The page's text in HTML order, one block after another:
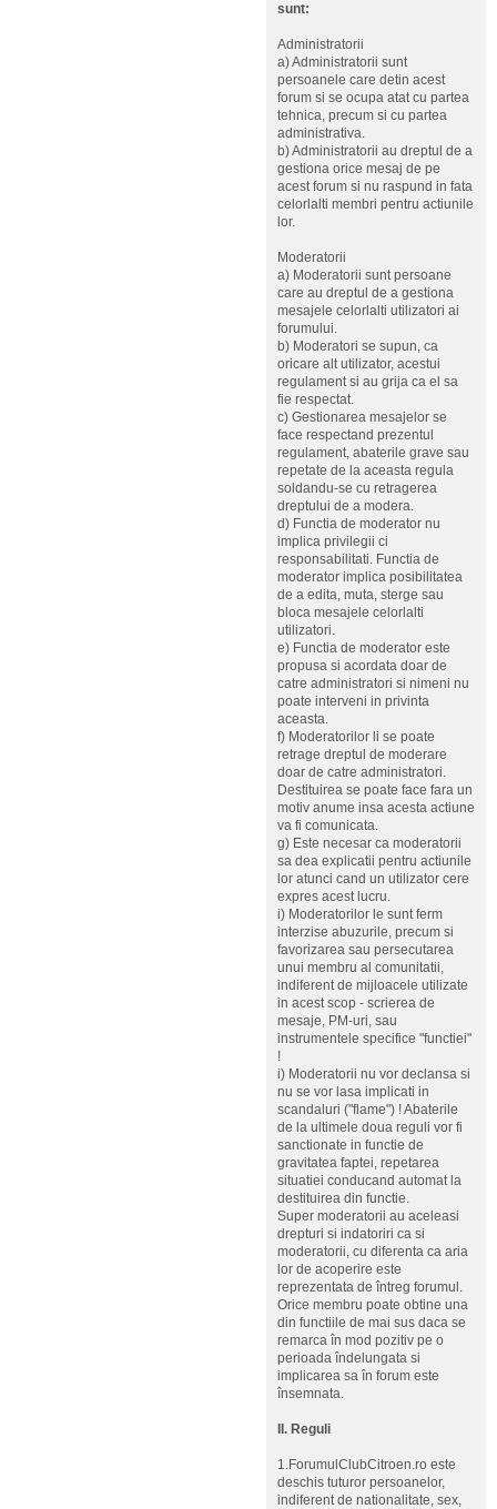
sunt:
Administratorii
a) Administratorii sunt
persoanele care detin acest
forum si se ocupa atat cu partea
tehnica, precum si cu partea
administrativa.
b) Administratorii au dreptul de a
gestiona orice mesaj de pe
acest forum si nu raspund in fata
celorlalti membri pentru actiunile
lor.
Moderatorii
a) Moderatorii sunt persoane
care au dreptul de a gestiona
mesajele celorlalti utilizatori ai
forumului.
b) Moderatori se supun, ca
oricare alt utilizator, acestui
regulament si au grija ca el sa
fie respectat.
c) Gestionarea mesajelor se
face respectand prezentul
regulament, abaterile grave sau
repetate de la aceasta regula
soldandu-se cu retragerea
dreptului de a modera.
d) Functia de moderator nu
implica privilegii ci
responsabilitati. Functia de
moderator implica posibilitatea
de a edita, muta, sterge sau
bloca mesajele celorlalti
utilizatori.
e) Functia de moderator este
propusa si acordata doar de
catre administratori si nimeni nu
poate interveni in privinta
aceasta.
f) Moderatorilor li se poate
retrage dreptul de moderare
doar de catre administratori.
Destituirea se poate face fara un
motiv anume insa acesta actiune
va fi comunicata.
g) Este necesar ca moderatorii
sa dea explicatii pentru actiunile
lor atunci cand un utilizator cere
expres acest lucru.
i) Moderatorilor le sunt ferm
interzise abuzurile, precum si
favorizarea sau persecutarea
unui membru al comunitatii,
indiferent de mijloacele utilizate
in acest scop - scrierea de
mesaje, PM-uri, sau
instrumentele specifice "functiei"
!
i) Moderatorii nu vor declansa si
nu se vor lasa implicati in
scandaluri ("flame") ! Abaterile
de la ultimele doua reguli vor fi
sanctionate in functie de
gravitatea faptei, repetarea
situatiei conducand automat la
destituirea din functie.
Super moderatorii au aceleasi
drepturi si indatoriri ca si
moderatorii, cu diferenta ca aria
lor de acoperire este
reprezentata de întreg forumul.
Orice membru poate obtine una
din functiile de mai sus daca se
remarca în mod pozitiv pe o
perioada îndelungata si
implicarea sa în forum este
însemnata.
II. Reguli
1.ForumulClubCitroen.ro este
deschis tuturor persoanelor,
indiferent de nationalitate, sex,